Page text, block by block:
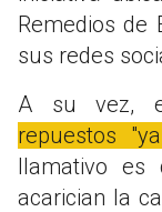
Remedios de
sus redes
A su vez,
repuestos
llamativo es
acarician la